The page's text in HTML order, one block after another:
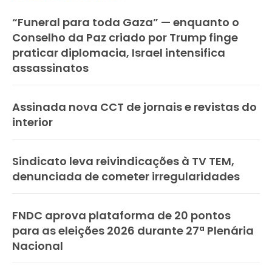
“Funeral para toda Gaza” — enquanto o
Conselho da Paz criado por Trump finge
praticar diplomacia, Israel intensifica
assassinatos
Assinada nova CCT de jornais e revistas do
interior
Sindicato leva reivindicações à TV TEM,
denunciada de cometer irregularidades
FNDC aprova plataforma de 20 pontos
para as eleições 2026 durante 27ª Plenária
Nacional